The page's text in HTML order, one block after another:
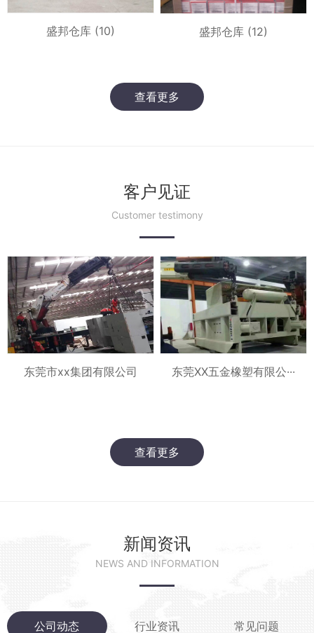
盛邦仓库 (10) 盛邦仓库 (12)
查看更多
客户见证
Customer testimony
东莞市xx集团有限公司 东莞XX五金橡塑有限公···
查看更多
新闻资讯
NEWS AND INFORMATION
公司动态 行业资讯 常见问题